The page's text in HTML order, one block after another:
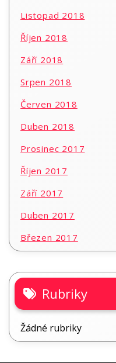
Listopad 2018
Říjen 2018
Září 2018
Srpen 2018
Červen 2018
Duben 2018
Prosinec 2017
Říjen 2017
Září 2017
Duben 2017
Březen 2017
Rubriky
Žádné rubriky